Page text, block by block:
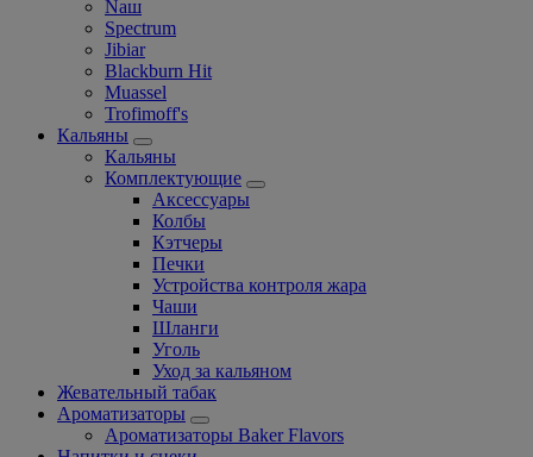
Nаш
Spectrum
Jibiar
Blackburn Hit
Muassel
Trofimoff's
Кальяны
Кальяны
Комплектующие
Аксессуары
Колбы
Кэтчеры
Печки
Устройства контроля жара
Чаши
Шланги
Уголь
Уход за кальяном
Жевательный табак
Ароматизаторы
Ароматизаторы Baker Flavors